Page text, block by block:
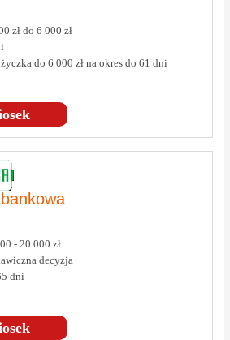
zł do 6 000 zł
do 6 000 zł na okres do 61 dni
- 20 000 zł
decyzja
dni